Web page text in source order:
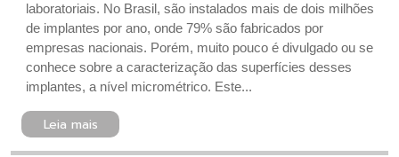
laboratoriais. No Brasil, são instalados mais de dois milhões
de implantes por ano, onde 79% são fabricados por
empresas nacionais. Porém, muito pouco é divulgado ou se
conhece sobre a caracterização das superfícies desses
implantes, a nível micrométrico. Este...
Leia mais